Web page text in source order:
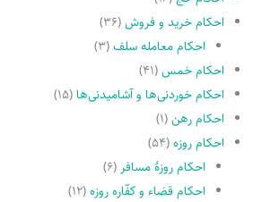
احکام خرید و فروش(۳۶)
احکام معامله سلف(۳)
احکام خمس(۴۱)
احکام خوردنی‌ها و آشامیدنی‌ها(۱۵)
احکام رهن(۱)
احکام روزه(۵۴)
احکام روزۀ مسافر (۶)
احکام قضاء و کفّاره روزه(۱۲)